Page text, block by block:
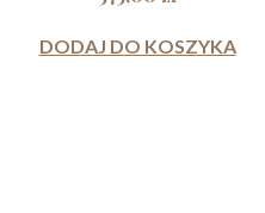
DODAJ DO KOSZYKA